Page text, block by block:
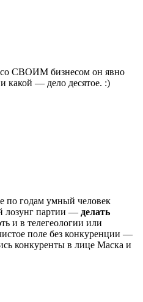
СВОИМ бизнесом он явно
какой — дело десятое. :)
по годам умный человек
лозунг партии — делать
и в телегеологии или
поле без конкуренции —
конкуренты в лице Маска и